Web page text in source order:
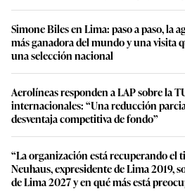
Simone Biles en Lima: paso a paso, la
más ganadora del mundo y una visita
una selección nacional
Aerolíneas responden a LAP sobre la
internacionales: “Una reducción
desventaja competitiva de fondo”
“La organización está recuperando el
Neuhaus, expresidente de Lima 2019,
de Lima 2027 y en qué más está